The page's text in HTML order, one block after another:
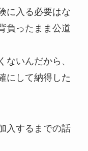
に入る必要はな
負ったまま公道
ないんだから、
にして納得した
入するまでの話